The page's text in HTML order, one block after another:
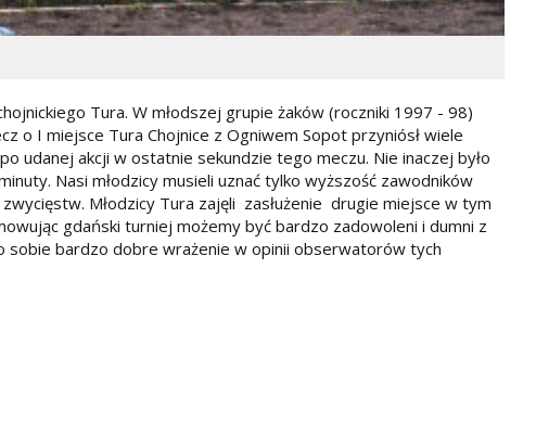
Tura. W młodszej grupie żaków (roczniki 1997 - 98)
o I miejsce Tura Chojnice z Ogniwem Sopot przyniósł wiele
udanej akcji w ostatnie sekundzie tego meczu. Nie inaczej było
Nasi młodzicy musieli uznać tylko wyższość zawodników
Młodzicy Tura zajęli zasłużenie drugie miejsce w tym
gdański turniej możemy być bardzo zadowoleni i dumni z
sobie bardzo dobre wrażenie w opinii obserwatorów tych